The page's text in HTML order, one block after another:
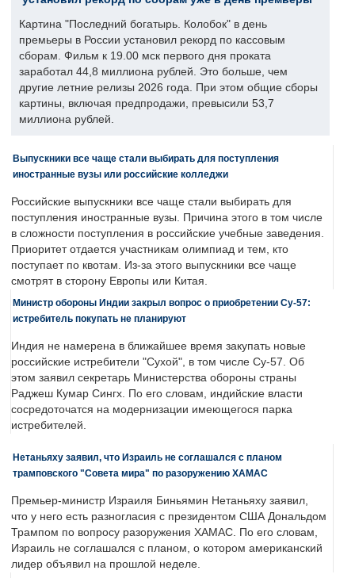
Картина "Последний богатырь. Колобок" в день
премьеры в России установил рекорд по кассовым
сборам. Фильм к 19.00 мск первого дня проката
заработал 44,8 миллиона рублей. Это больше, чем
другие летние релизы 2026 года. При этом общие сборы
картины, включая предпродажи, превысили 53,7
миллиона рублей.
Выпускники все чаще стали выбирать для поступления
иностранные вузы или российские колледжи
Российские выпускники все чаще стали выбирать для
поступления иностранные вузы. Причина этого в том числе
в сложности поступления в российские учебные заведения.
Приоритет отдается участникам олимпиад и тем, кто
поступает по квотам. Из-за этого выпускники все чаще
смотрят в сторону Европы или Китая.
Министр обороны Индии закрыл вопрос о приобретении Су-57:
истребитель покупать не планируют
Индия не намерена в ближайшее время закупать новые
российские истребители "Сухой", в том числе Су-57. Об
этом заявил секретарь Министерства обороны страны
Раджеш Кумар Сингх. По его словам, индийские власти
сосредоточатся на модернизации имеющегося парка
истребителей.
Нетаньяху заявил, что Израиль не соглашался с планом
трамповского "Совета мира" по разоружению ХАМАС
Премьер-министр Израиля Биньямин Нетаньяху заявил,
что у него есть разногласия с президентом США Дональдом
Трампом по вопросу разоружения ХАМАС. По его словам,
Израиль не соглашался с планом, о котором американский
лидер объявил на прошлой неделе.